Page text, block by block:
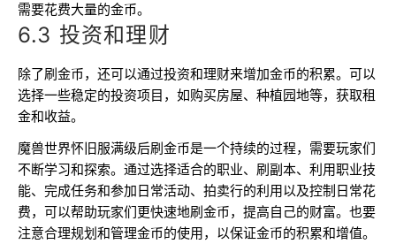
需要花费大量的金币。
6.3 投资和理财
除了刷金币，还可以通过投资和理财来增加金币的积累。可以
选择一些稳定的投资项目，如购买房屋、种植园地等，获取租
金和收益。
魔兽世界怀旧服满级后刷金币是一个持续的过程，需要玩家们
不断学习和探索。通过选择适合的职业、刷副本、利用职业技
能、完成任务和参加日常活动、拍卖行的利用以及控制日常花
费，可以帮助玩家们更快速地刷金币，提高自己的财富。也要
注意合理规划和管理金币的使用，以保证金币的积累和增值。